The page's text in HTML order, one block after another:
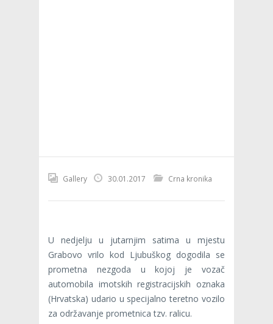
Gallery 30.01.2017 Crna kronika
U nedjelju u jutarnjim satima u mjestu
Grabovo vrilo kod Ljubuškog dogodila se
prometna nezgoda u kojoj je vozač
automobila imotskih registracijskih oznaka
(Hrvatska) udario u specijalno teretno vozilo
za održavanje prometnica tzv. ralicu.